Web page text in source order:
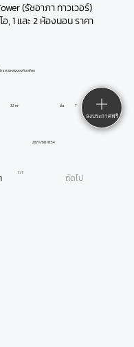
(รัชอาภา ทาวเวอร์)
1 และ 2 ห้องนอน ราคา
า และแหล่งของกินเพียบ
32 m² ชั้น 7
28/11/68 18:54
1 / 1 ถัดไป
ลงประกาศฟรี